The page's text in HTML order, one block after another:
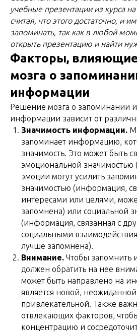
учебные презентации из курса
считая, что этого достаточно, и
запоминать, так как в любой
открыть презентацию и найти
Факторы,
мозга о
информации
Решение мозга о запоминании
информации зависит от
Значимость информации.
запоминает информацию,
значимость. Это может быть
эмоциональной
эмоции могут усилить
значимостью (информация,
интересами или целями,
запомнена) или социальной
(информация, связанная с
социальными
лучше запомнена).
Внимание. Чтобы
должен обратить на нее
может быть направлено на
является новой,
привлекательной. Также
отвлекающих факторов,
концентрацию и